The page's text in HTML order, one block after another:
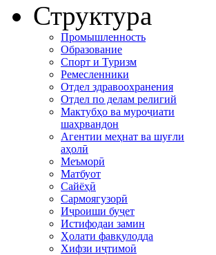
Структура
Промышленность
Образование
Спорт и Туризм
Ремесленники
Отдел здравоохранения
Отдел по делам религий
Мактубҳо ва муроҷиати
шаҳрвандон
Агентии меҳнат ва шуғли
аҳолӣ
Меъморӣ
Матбуот
Сайёҳӣ
Сармоягузорӣ
Иҷроиши буҷет
Истифодаи замин
Ҳолати фавқулодда
Хифзи иҷтимоӣ